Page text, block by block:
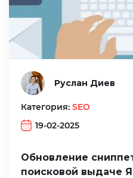
Руслан Диев
Категория: SEO
19-02-2025
Обновление
поисковой выдаче